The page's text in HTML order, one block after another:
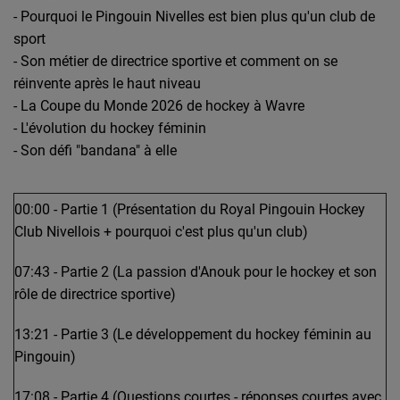
- Pourquoi le Pingouin Nivelles est bien plus qu'un club de
sport
- Son métier de directrice sportive et comment on se
réinvente après le haut niveau
- La Coupe du Monde 2026 de hockey à Wavre
- L'évolution du hockey féminin
- Son défi "bandana" à elle
00:00 - Partie 1 (Présentation du Royal Pingouin Hockey
Club Nivellois + pourquoi c'est plus qu'un club)
07:43 - Partie 2 (La passion d'Anouk pour le hockey et son
rôle de directrice sportive)
13:21 - Partie 3 (Le développement du hockey féminin au
Pingouin)